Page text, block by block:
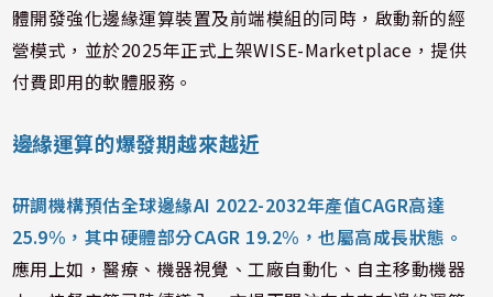
體開發強化邊緣運算裝置及前端模組的同時，啟動新的經
營模式，並於2025年正式上架WISE-Marketplace，提供
付費即用的軟體服務。
邊緣運算的爆發期越來越近
研調機構預估全球邊緣AI 2022-2032年產值CAGR高達
25.9%，其中硬體部分CAGR 19.2%，也屬高成長狀態。
應用上如，醫療、機器視覺、工廠自動化、自主移動機器